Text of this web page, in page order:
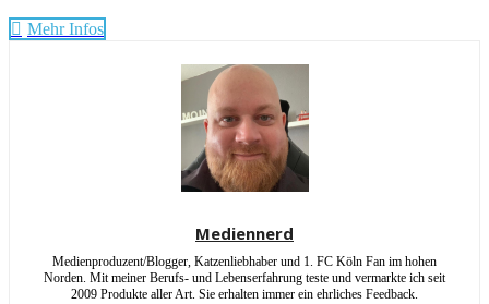
Mehr Infos
Mediennerd
Medienproduzent/Blogger, Katzenliebhaber und 1. FC Köln Fan im hohen
Norden. Mit meiner Berufs- und Lebenserfahrung teste und vermarkte ich seit
2009 Produkte aller Art. Sie erhalten immer ein ehrliches Feedback.